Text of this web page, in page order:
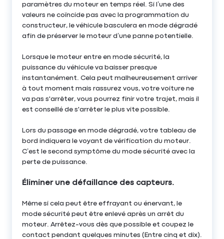
paramètres du moteur en temps réel. Si l’une des
valeurs ne coïncide pas avec la programmation du
constructeur, le véhicule basculera en mode dégradé
afin de préserver le moteur d’une panne potentielle.
Lorsque le moteur entre en mode sécurité, la
puissance du véhicule va baisser presque
instantanément. Cela peut malheureusement arriver
à tout moment mais rassurez vous, votre voiture ne
va pas s'arrêter, vous pourrez finir votre trajet, mais il
est conseillé de s'arrêter le plus vite possible.
Lors du passage en mode dégradé, votre tableau de
bord indiquera le voyant de vérification du moteur.
C’est le second symptôme du mode sécurité avec la
perte de puissance.
Éliminer une défaillance des capteurs.
Même si cela peut être effrayant ou énervant, le
mode sécurité peut être enlevé après un arrêt du
moteur. Arrêtez-vous dès que possible et coupez le
contact pendant quelques minutes (Entre cinq et dix).